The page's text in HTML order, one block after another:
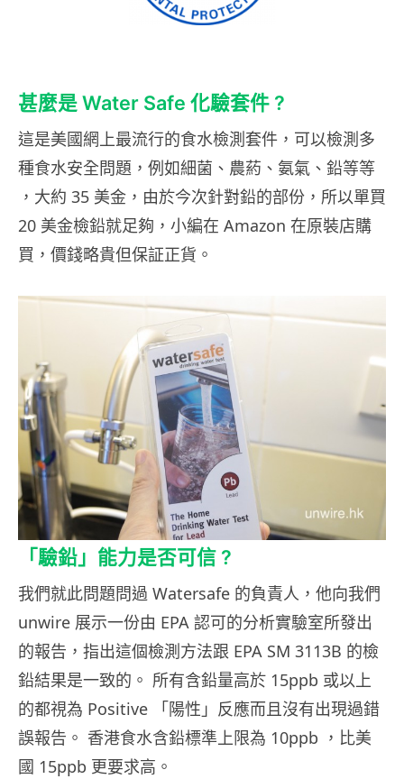
甚麼是 Water Safe 化驗套件 ?
這是美國網上最流行的食水檢測套件，可以檢測多
種食水安全問題，例如細菌、農葯、氨氣、鉛等等
，大約 35 美金，由於今次針對鉛的部份，所以單買
20 美金檢鉛就足夠，小編在 Amazon 在原裝店購
買，價錢略貴但保証正貨。
「驗鉛」能力是否可信 ?
我們就此問題問過 Watersafe 的負責人，他向我們
unwire 展示一份由 EPA 認可的分析實驗室所發出
的報告，指出這個檢測方法跟 EPA SM 3113B 的檢
鉛結果是一致的。 所有含鉛量高於 15ppb 或以上
的都視為 Positive 「陽性」反應而且沒有出現過錯
誤報告。 香港食水含鉛標準上限為 10ppb ，比美
國 15ppb 更要求高。